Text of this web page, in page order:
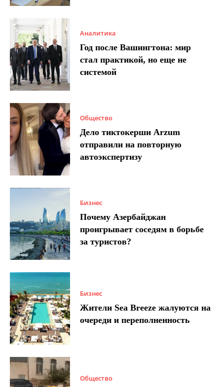
Аналитика
Год после Вашингтона: мир
стал практикой, но еще не
системой
Общество
Дело тиктокерши Arzum
отправили на повторную
автоэкспертизу
Бизнес
Почему Азербайджан
проигрывает соседям в борьбе
за туристов?
Бизнес
Жители Sea Breeze жалуются на
очереди и переполненность
Общество